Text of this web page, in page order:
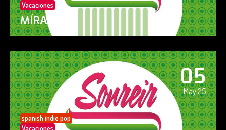
Vacaciones
MÍRAME
05
May 25
spanish indie pop
Vacaciones